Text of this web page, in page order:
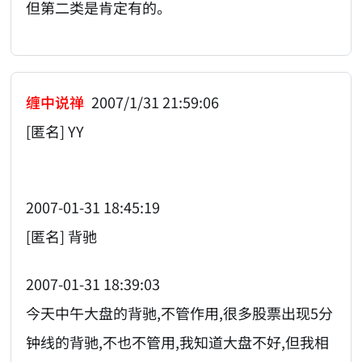
但第二类是肯定有的。
缠中说禅 2007/1/31 21:59:06
[匿名] YY
2007-01-31 18:45:19
[匿名] 背驰
2007-01-31 18:39:03
今天中午大盘的背驰,不管作用,很多股票出现5分
钟线的背驰,不也不管用,我知道大盘不好,但我相